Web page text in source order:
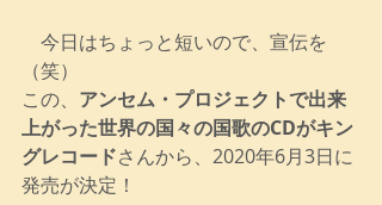
今日はちょっと短いので、宣伝を
（笑）
この、 アンセム・プロジェクトで出来
上がった世界の国々の国歌のCDがキン
グレコードさんから、2020年6月3日に
発売が決定！